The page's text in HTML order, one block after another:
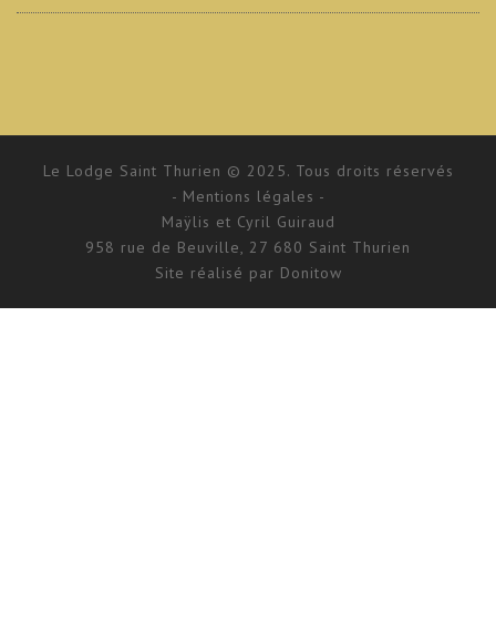
Le Lodge Saint Thurien © 2025. Tous droits réservés
- Mentions légales -
Maÿlis et Cyril Guiraud
958 rue de Beuville, 27 680 Saint Thurien
Site réalisé par Donitow